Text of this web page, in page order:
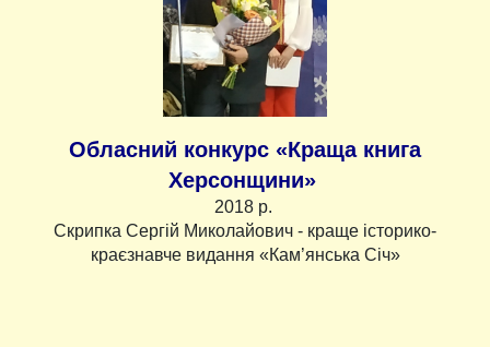
Обласний конкурс «Краща книга
Херсонщини»
2018 р.
Скрипка Сергій Миколайович - краще історико-
краєзнавче видання «Кам’янська Січ»